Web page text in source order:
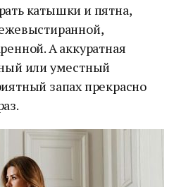
катышки и пятна,
А аккуратная
или уместный
запах прекрасно